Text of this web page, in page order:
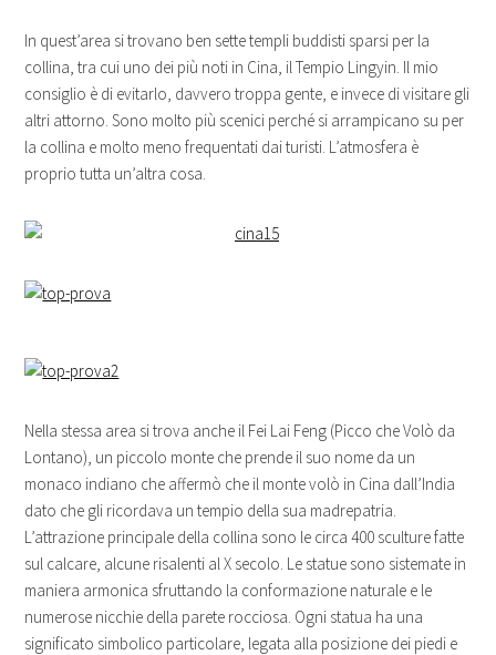
In quest’area si trovano ben sette templi buddisti sparsi per la
collina, tra cui uno dei più noti in Cina, il Tempio Lingyin. Il mio
consiglio è di evitarlo, davvero troppa gente, e invece di visitare gli
altri attorno. Sono molto più scenici perché si arrampicano su per
la collina e molto meno frequentati dai turisti. L’atmosfera è
proprio tutta un’altra cosa.
Nella stessa area si trova anche il Fei Lai Feng (Picco che Volò da
Lontano), un piccolo monte che prende il suo nome da un
monaco indiano che affermò che il monte volò in Cina dall’India
dato che gli ricordava un tempio della sua madrepatria.
L’attrazione principale della collina sono le circa 400 sculture fatte
sul calcare, alcune risalenti al X secolo. Le statue sono sistemate in
maniera armonica sfruttando la conformazione naturale e le
numerose nicchie della parete rocciosa. Ogni statua ha una
significato simbolico particolare, legata alla posizione dei piedi e